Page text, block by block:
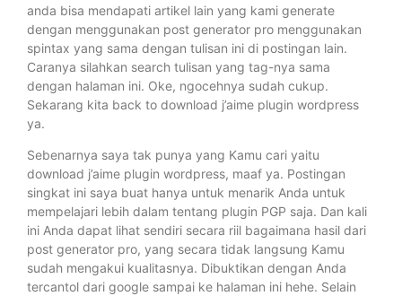
anda bisa mendapati artikel lain yang kami generate
dengan menggunakan post generator pro menggunakan
spintax yang sama dengan tulisan ini di postingan lain.
Caranya silahkan search tulisan yang tag-nya sama
dengan halaman ini. Oke, ngocehnya sudah cukup.
Sekarang kita back to download j’aime plugin wordpress
ya.
Sebenarnya saya tak punya yang Kamu cari yaitu
download j’aime plugin wordpress, maaf ya. Postingan
singkat ini saya buat hanya untuk menarik Anda untuk
mempelajari lebih dalam tentang plugin PGP saja. Dan kali
ini Anda dapat lihat sendiri secara riil bagaimana hasil dari
post generator pro, yang secara tidak langsung Kamu
sudah mengakui kualitasnya. Dibuktikan dengan Anda
tercantol dari google sampai ke halaman ini hehe. Selain